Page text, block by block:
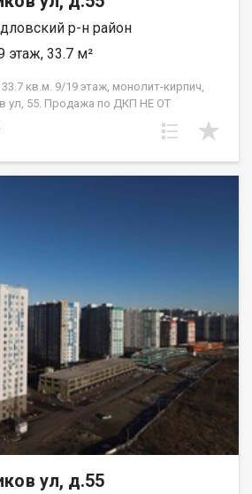
р-н район
этаж, 33.7 м²
кв.м. 9/19 этаж, монолит-кирпич,
ул, 55. Продажа по ДКП НЕ ОТ
ул, д.55